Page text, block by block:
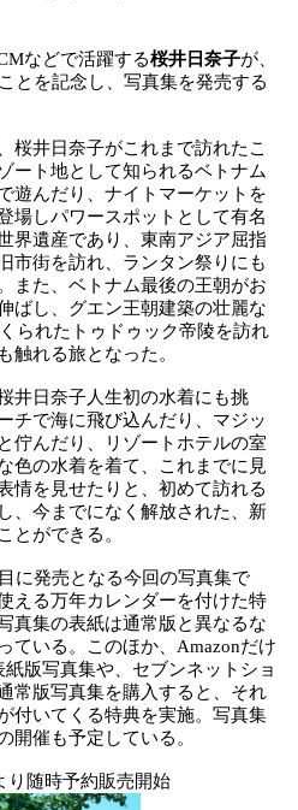
などで活躍する桜井日奈子が、
とを記念し、写真集を発売する
桜井日奈子がこれまで訪れたこ
ート地として知られるベトナム
遊んだり、ナイトマーケットを
場しパワースポットとして有名
界遺産であり、東南アジア屈指
市街を訪れ、ランタン祭りにも
また、ベトナム最後の王朝がお
ばし、グエン王朝建築の壮麗な
られたトゥドゥック帝陵を訪れ
触れる旅となった。
井日奈子人生初の水着にも挑
チで海に飛び込んだり、マジッ
佇んだり、リゾートホテルの室
色の水着を着て、これまでに見
情を見せたりと、初めて訪れる
、今までになく解放された、新
とができる。
に発売となる今回の写真集で
える万年カレンダーを付けた特
真集の表紙は通常版と異なるな
ている。このほか、Amazonだけ
版写真集や、セブンネットショ
常版写真集を購入すると、それ
付いてくる特典を実施。写真集
開催も予定している。
り随時予約販売開始